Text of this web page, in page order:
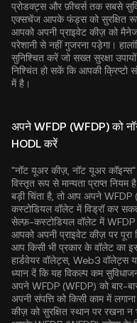
प्रोडक्ट्स और फ़ीचर्स तक सबसे
एक्सचेंज आपके फंड्स को सुरक्षित
आपको अपनी प्राइवेट कीज़ को
परेशानी से नहीं गुजरना पड़ेगा।
सुनिश्चित करें जो सख्त सुरक्षा
निश्चिंत हो सकें कि आपकी क्रिप्टो
में है।
अपने WFDP (WFDP) को
HODL करें
"नॉट यूअर कीज़, नॉट यूअर कॉइन्स"
विस्तृत रूप से मान्यता प्राप्त
बड़ी चिंता है, तो आप अपने WFDP
कस्टोडियल वॉलेट में विड्रॉ कर
सेल्फ़-कस्टोडियल वॉलेट में WFDP
आपको अपनी प्राइवेट कीज़ पर पूरा
आप किसी भी प्रकार के वॉलेट का
हार्डवेयर वॉलेट्स, Web3 वॉलेट्स
ध्यान दें कि यह विकल्प कम
अपने WFDP (WFDP) को बार-
अपनी संपत्ति को किसी काम में
कीज़ को सुरक्षित स्थान पर रखना